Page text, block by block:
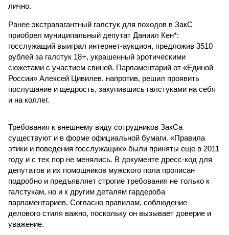
лично.
Ранее экстравагантный галстук для походов в ЗакС
приобрел муниципальный депутат Даниил Кен*:
госслужащий выиграл интернет-аукцион, предложив 3510
рублей за галстук 18+, украшенный эротическими
сюжетами с участием свиней. Парламентарий от «Единой
России» Алексей Цивилев, напротив, решил проявить
послушание и щедрость, закупившись галстуками на себя
и на коллег.
Требования к внешнему виду сотрудников ЗакСа
существуют и в форме официальной бумаги. «Правила
этики и поведения госслужащих» были приняты еще в 2011
году и с тех пор не менялись. В документе дресс-код для
депутатов и их помощников мужского пола прописан
подробно и предъявляет строгие требования не только к
галстукам, но и к другим деталям гардероба
парламентариев. Согласно правилам, соблюдение
делового стиля важно, поскольку он вызывает доверие и
уважение.